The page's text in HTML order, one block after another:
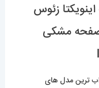
زئوس
صفحه مشکی
ترین مدل های